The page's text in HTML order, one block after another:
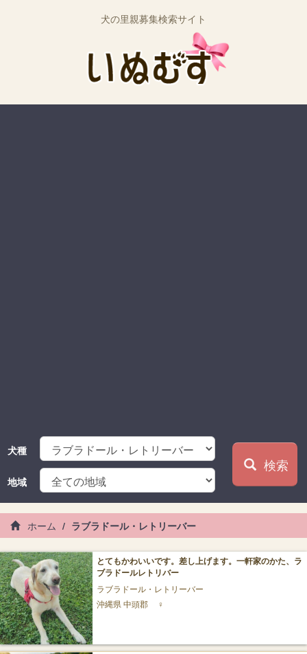
犬の里親募集検索サイト
犬種
地域
検索
ホーム ラブラドール・レトリーバー
とてもかわいいです。差し上げます。一軒家のかた、ラ
ブラドールレトリバー
ラブラドール・レトリーバー
沖縄県 中頭郡
♀